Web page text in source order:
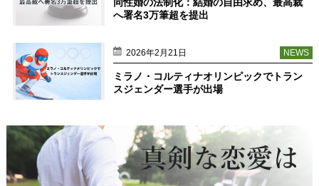
へ署名3万筆超を提出
2026年2月21日 NEWS
ミラノ・コルティナオリンピックでトラン
スジェンダー選手が出場